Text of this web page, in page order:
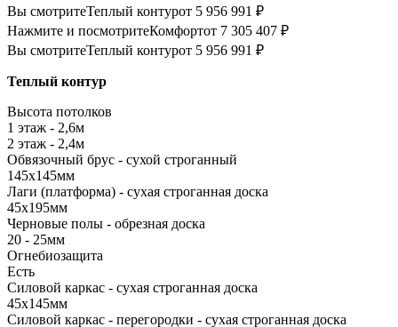
Вы смотритеТеплый контурот 5 956 991 ₽
Нажмите и посмотритеКомфортот 7 305 407 ₽
Вы смотритеТеплый контурот 5 956 991 ₽
Теплый контур
Высота потолков
1 этаж - 2,6м
2 этаж - 2,4м
Обвязочный брус - сухой строганный
145х145мм
Лаги (платформа) - сухая строганная доска
45х195мм
Черновые полы - обрезная доска
20 - 25мм
Огнебиозащита
Есть
Силовой каркас - сухая строганная доска
45х145мм
Силовой каркас - перегородки - сухая строганная доска